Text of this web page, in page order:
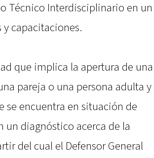
Técnico Interdisciplinario en un
capacitaciones.
que implica la apertura de una
pareja o una persona adulta y
se encuentra en situación de
un diagnóstico acerca de la
del cual el Defensor General